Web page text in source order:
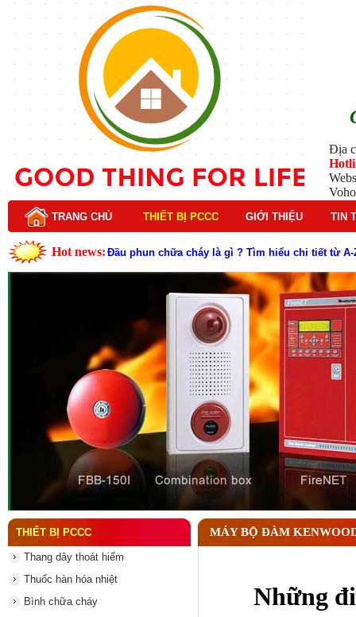
Địa
TRANG CHỦ THIẾT BỊ PCCC GIỚI THIỆU TIN
Hot news: Đầu phun chữa cháy là gì ? Tìm hiểu chi tiết từ A-
Cách kiểm tra và bảo trì hệ thống báo cháy
Cấu tạo và nguyên lý hoạt động của báo cháy
Tìm hiểu chi tiết về hệ thống báo cháy Horing
Các loại thang dây thoát hiểm phổ biến trên thị
Thang dây thoát hiểm có tác dụng gì trong tình
Cấu tạo đầu phun chữa cháy trong hệ thống
Kim thu sét là gì? Cấu tạo, nguyên lý hoạt động
Đầu phun chữa cháy là gì và nguyên lý hoạt động
THIẾT BỊ PCCC
Thang dây thoát hiểm
Thuốc hàn hóa nhiệt
Bình chữa cháy
MÁY BỘ ĐÀM
Những